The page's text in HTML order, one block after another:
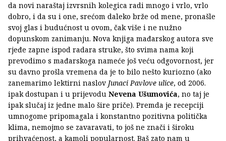
da novi naraštaj izvrsnih kolegica radi mnogo i vrlo, vrlo
dobro, i da su i one, srećom daleko brže od mene, pronašle
svoj glas i budućnost u ovom, čak više i ne nužno
dopunskom zanimanju. Nova knjiga mađarskog autora sve
rjeđe zapne ispod radara struke, što svima nama koji
prevodimo s mađarskoga nameće još veću odgovornost, jer
su davno prošla vremena da je to bilo nešto kuriozno (ako
zanemarimo lektirni naslov Junaci Pavlove ulice, od 2006.
ipak dostupan i u prijevodu Nevena Ušumovića, no taj je
ipak slučaj iz jedne malo šire priče). Premda je recepciji
umnogome pripomagala i konstantno pozitivna politička
klima, nemojmo se zavaravati, to još ne znači i široku
prihvaćenost, a kamoli popularnost. Baš zato nam u